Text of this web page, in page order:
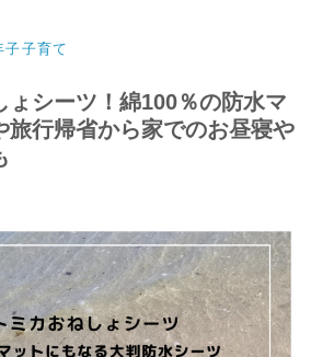
子子育て
ょシーツ！綿100％の防水マ
旅行帰省から家でのお昼寝や